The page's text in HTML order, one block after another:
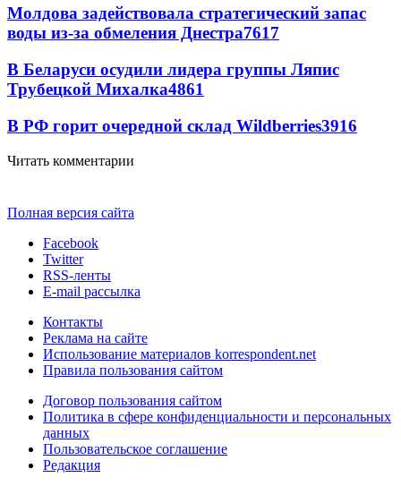
Молдова задействовала стратегический запас
воды из-за обмеления Днестра7617
В Беларуси осудили лидера группы Ляпис
Трубецкой Михалка4861
В РФ горит очередной склад Wildberries3916
Читать комментарии
Полная версия сайта
Facebook
Twitter
RSS-ленты
E-mail рассылка
Контакты
Реклама на сайте
Использование материалов korrespondent.net
Правила пользования сайтом
Договор пользования сайтом
Политика в сфере конфиденциальности и персональных
данных
Пользовательское соглашение
Редакция